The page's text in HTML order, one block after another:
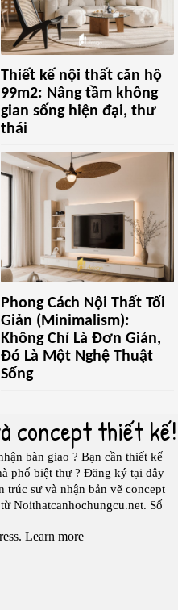
Thiết kế nội thất căn hộ
99m2: Nâng tầm không
gian sống hiện đại, thư
thái
Phong Cách Nội Thất Tối
Giản (Minimalism):
Không Chỉ Là Đơn Giản,
Đó Là Một Nghệ Thuật
Sống